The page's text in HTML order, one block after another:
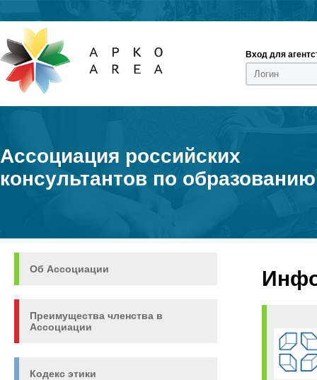
Вход для
Ассоциация российских
консультантов по образованию
Об Ассоциации
Преимущества членства в
Ассоциации
Кодекс этики